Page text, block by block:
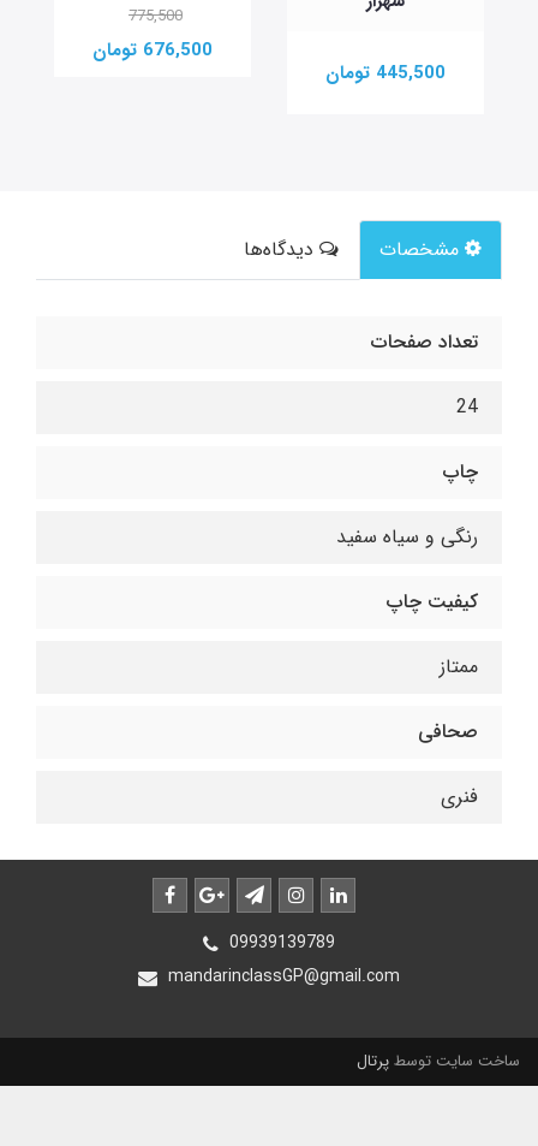
445,500 تومان
775,500
676,500 تومان
مشخصات دیدگاه‌ها
تعداد صفحات
24
چاپ
رنگی و سیاه سفید
کیفیت چاپ
ممتاز
صحافی
فنری
09939139789
mandarinclassGP@gmail.com
ساخت سایت توسطپرتال